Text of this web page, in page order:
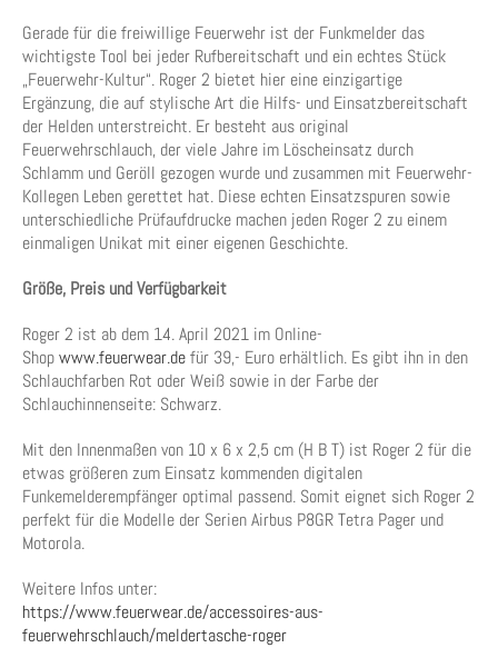
Gerade für die freiwillige Feuerwehr ist der Funkmelder das
wichtigste Tool bei jeder Rufbereitschaft und ein echtes Stück
„Feuerwehr-Kultur“. Roger 2 bietet hier eine einzigartige
Ergänzung, die auf stylische Art die Hilfs- und Einsatzbereitschaft
der Helden unterstreicht. Er besteht aus original
Feuerwehrschlauch, der viele Jahre im Löscheinsatz durch
Schlamm und Geröll gezogen wurde und zusammen mit Feuerwehr-
Kollegen Leben gerettet hat. Diese echten Einsatzspuren sowie
unterschiedliche Prüfaufdrucke machen jeden Roger 2 zu einem
einmaligen Unikat mit einer eigenen Geschichte.
Größe, Preis und Verfügbarkeit
Roger 2 ist ab dem 14. April 2021 im Online-
Shopwww.feuerwear.defür 39,- Euro erhältlich. Es gibt ihn in den
Schlauchfarben Rot oder Weiß sowie in der Farbe der
Schlauchinnenseite: Schwarz.
Mit den Innenmaßen von 10 x 6 x 2,5 cm (H B T) ist Roger 2 für die
etwas größeren zum Einsatz kommenden digitalen
Funkemelderempfänger optimal passend. Somit eignet sich Roger 2
perfekt für die Modelle der Serien Airbus P8GR Tetra Pager und
Motorola.
Weitere Infos unter:
https://www.feuerwear.de/accessoires-aus-
feuerwehrschlauch/meldertasche-roger